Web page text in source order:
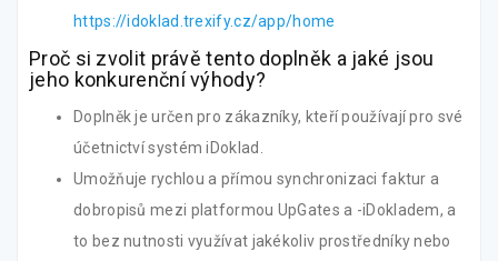
https://idoklad.trexify.cz/app/home
Proč si zvolit právě tento doplněk a jaké jsou
jeho konkurenční výhody?
Doplněk je určen pro zákazníky, kteří používají pro své
účetnictví systém iDoklad.
Umožňuje rychlou a přímou synchronizaci faktur a
dobropisů mezi platformou UpGates a -iDokladem, a
to bez nutnosti využívat jakékoliv prostředníky nebo